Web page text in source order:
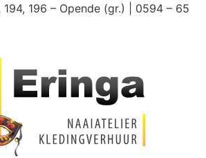
196 – Opende (gr.) | 0594 – 65